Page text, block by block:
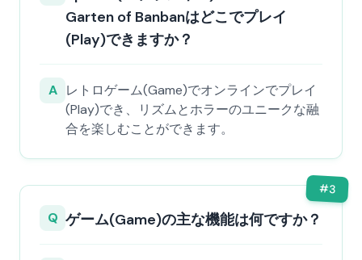
Garten of Banbanはどこでプレイ
(Play)できますか？
A レトロゲーム(Game)でオンラインでプレイ
(Play)でき、リズムとホラーのユニークな融
合を楽しむことができます。
#3
Q ゲーム(Game)の主な機能は何ですか？